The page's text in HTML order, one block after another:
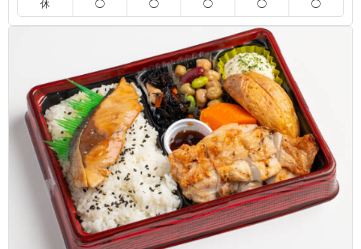
大きなチーズがカレーを覆うように乗っており、非常に魅
力的で人気があるのも納得の一品でした。丸ごと入ったジ
ャガイモも良いアクセントになっており、大変満足してお
ります。もし温かい状態でいただくことができれば、チー
ズがとろけてより一層美味しくなるのではないかと感じま
した。 素晴らしいお料理をありがとうございました。
ご利用シーン：ロケ・撮影› スタジオ撮影
東京都墨田区本所2025/12/19
休 ◯ ◯ ◯ ◯ ◯